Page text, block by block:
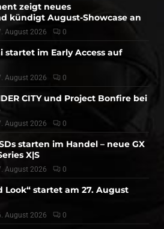
zeigt neues
kündigt August-Showcase an
August 2026 0
startet im Early Access auf
August 2026 0
CITY und Project Bonfire bei
August 2026 0
starten im Handel – neue GX
X|S
August 2026 0
Look“ startet am 27. August
August 2026 0